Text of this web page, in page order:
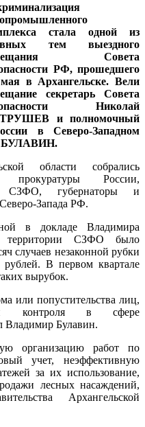
стала одной из
тем выездного
Совета
РФ, прошедшего
в Архангельске. Вели
секретарь Совета
Николай
и полномочный
в Северо-Западном
БУЛАВИН.
области собрались
прокуратуры России,
СЗФО, губернаторы и
Запада РФ.
в докладе Владимира
СЗФО было
случаев незаконной рубки
В первом квартале
вырубок.
или попустительства лиц,
контроля в сфере
Владимир Булавин.
организацию работ по
учет, неэффективную
за их использование,
лесных насаждений,
Архангельской